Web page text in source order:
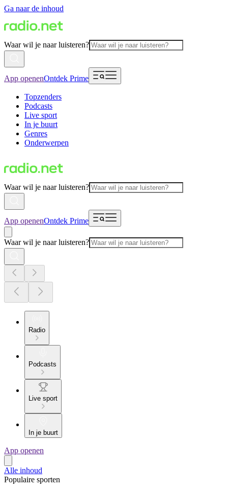
Ga naar de inhoud
Waar wil je naar luisteren?
App openenOntdek Prime
Topzenders
Podcasts
Live sport
In je buurt
Genres
Onderwerpen
Waar wil je naar luisteren?
App openenOntdek Prime
Waar wil je naar luisteren?
Radio
Podcasts
Live sport
In je buurt
App openen
Alle inhoud
Populaire sporten